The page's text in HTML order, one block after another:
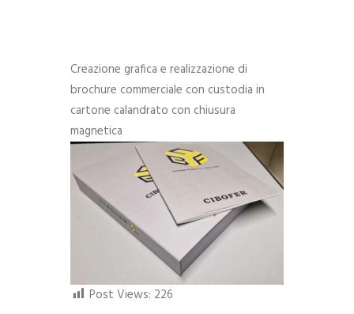
Creazione grafica e realizzazione di
brochure commerciale con custodia in
cartone calandrato con chiusura
magnetica
Post Views: 226